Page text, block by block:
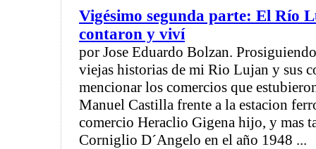
Vigésimo segunda parte: El Río
contaron y viví
por Jose Eduardo Bolzan.
viejas historias de mi Rio Lujan y sus
mencionar los comercios que
Manuel Castilla frente a la estacion
comercio Heraclio Gigena hijo, y mas
Corniglio D´Angelo en el año 1948 ...